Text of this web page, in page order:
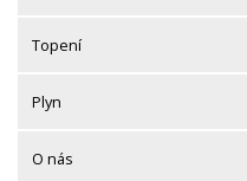
Topení
Plyn
O nás